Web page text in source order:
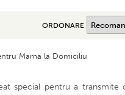
ORDONARE
Mama la Domiciliu
special pentru a transmite